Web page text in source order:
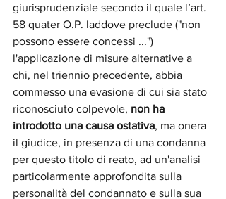
giurisprudenziale secondo il quale l’art.
58 quater O.P. laddove preclude ("non
possono essere concessi ...")
l'applicazione di misure alternative a
chi, nel triennio precedente, abbia
commesso una evasione di cui sia stato
riconosciuto colpevole, non ha
introdotto una causa ostativa, ma onera
il giudice, in presenza di una condanna
per questo titolo di reato, ad un'analisi
particolarmente approfondita sulla
personalità del condannato e sulla sua